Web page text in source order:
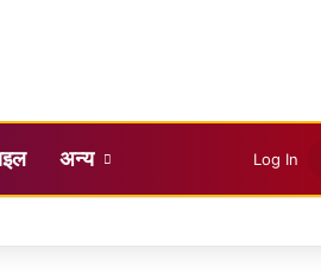
अन्य Log In